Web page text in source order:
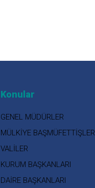
Konular
GENEL MÜDÜRLER
MÜLKİYE BAŞMÜFETTİŞLER
VALİLER
KURUM BAŞKANLARI
DAİRE BAŞKANLARI